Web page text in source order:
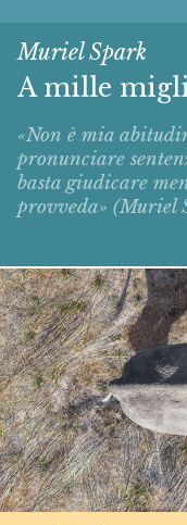
Muriel Spark
A mille
«Non è mia
pronunciare
basta giudicare
provveda» (Muriel